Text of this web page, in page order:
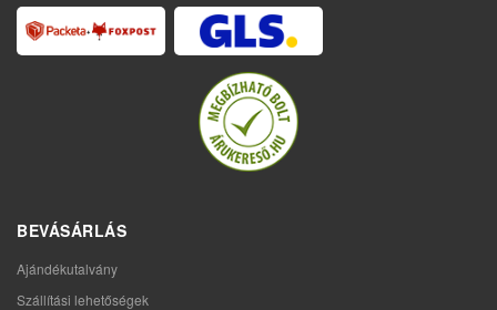
BEVÁSÁRLÁS
Ajándékutalvány
Szállítási lehetőségek